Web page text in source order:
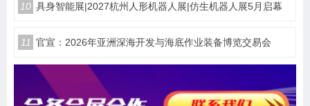
10 具身智能展|2027杭州人形机器人展|仿生机器人展5月启幕
11 官宣：2026年亚洲深海开发与海底作业装备博览交易会